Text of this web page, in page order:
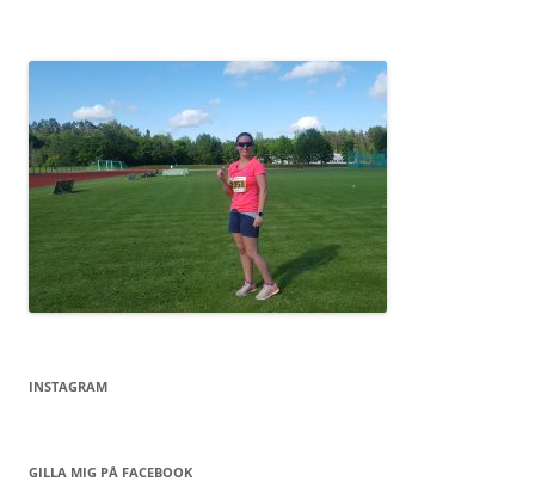
INSTAGRAM
GILLA MIG PÅ FACEBOOK